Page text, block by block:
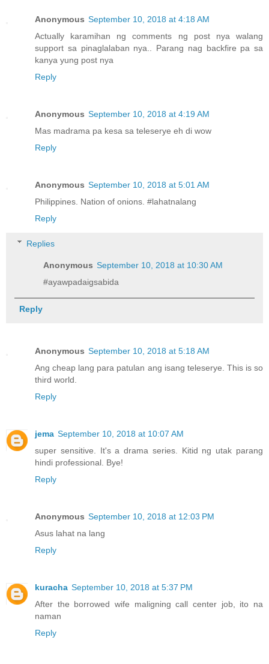
Anonymous September 10, 2018 at 4:18 AM
Actually karamihan ng comments ng post nya walang
support sa pinaglalaban nya.. Parang nag backfire pa sa
kanya yung post nya
Reply
Anonymous September 10, 2018 at 4:19 AM
Mas madrama pa kesa sa teleserye eh di wow
Reply
Anonymous September 10, 2018 at 5:01 AM
Philippines. Nation of onions. #lahatnalang
Reply
Replies
Anonymous September 10, 2018 at 10:30 AM
#ayawpadaigsabida
Reply
Anonymous September 10, 2018 at 5:18 AM
Ang cheap lang para patulan ang isang teleserye. This is so
third world.
Reply
jema September 10, 2018 at 10:07 AM
super sensitive. It's a drama series. Kitid ng utak parang
hindi professional. Bye!
Reply
Anonymous September 10, 2018 at 12:03 PM
Asus lahat na lang
Reply
kuracha September 10, 2018 at 5:37 PM
After the borrowed wife maligning call center job, ito na
naman
Reply